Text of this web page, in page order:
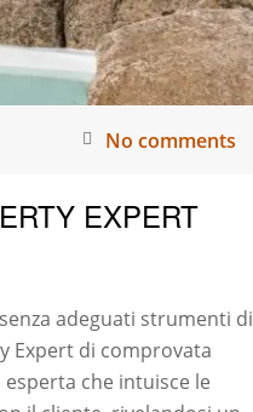
No comments
EXPERT
adeguati strumenti di
Expert di comprovata
che intuisce le